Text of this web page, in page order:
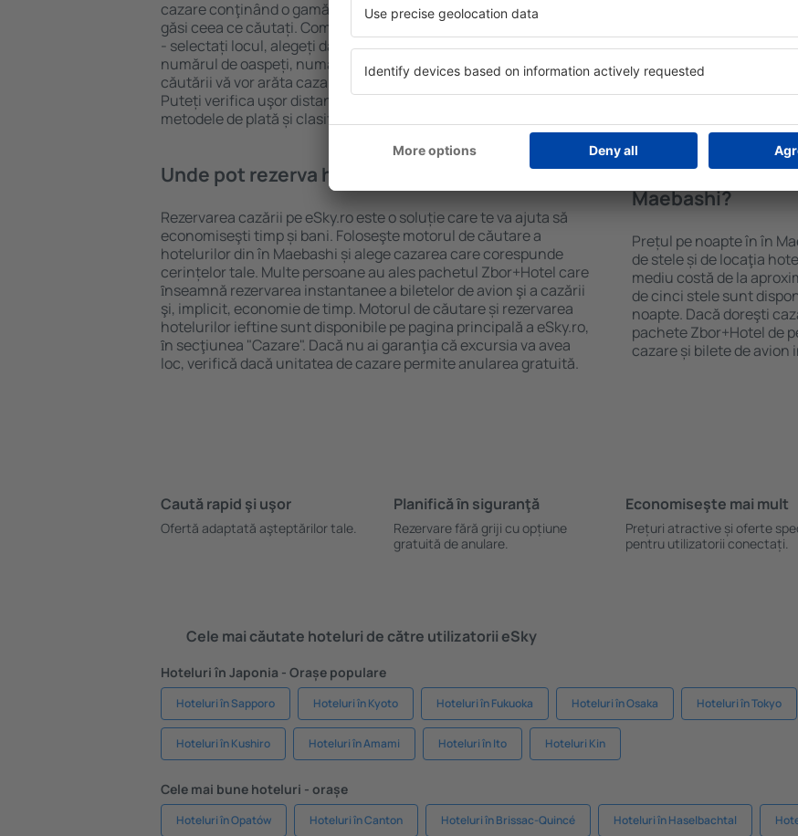
cazare conţinând o gamă largă de opţiuni este o garanție că veți
găsi ceea ce căutați. Completați câmpurile motorului de căutare
- selectați locul, alegeți data de check-in și check-out, adăugați
numărul de oaspeți, numărul de camere şi gata! Rezultatele
căutării vă vor arăta cazarea disponibilă ȋn perioada selectată.
Puteți verifica uşor distanța de la hotel ȋn centrul orașului,
metodele de plată și clasificarea hotelului.
oaspeți. Cele mai
cu SPA, mini bar/seif în
masa, zonă de joacă
informative despre cele
zonă. Unele proprietăți
Uneori, acestea
în Maebashi.
Unde pot rezerva hoteluri ȋn în Maebashi?
Rezervarea cazării pe eSky.ro este o soluție care te va ajuta să
economiseşti timp și bani. Foloseşte motorul de căutare a
hotelurilor din în Maebashi și alege cazarea care corespunde
cerințelor tale. Multe persoane au ales pachetul Zbor+Hotel care
ȋnseamnă rezervarea instantanee a biletelor de avion şi a cazării
şi, implicit, economie de timp. Motorul de căutare și rezervarea
hotelurilor ieftine sunt disponibile pe pagina principală a eSky.ro,
ȋn secţiunea "Cazare". Dacă nu ai garanţia că excursia va avea
loc, verifică dacă unitatea de cazare permite anularea gratuită.
Cât costă o
Maebashi?
Prețul pe noapte în în
de stele și de locaţia
mediu costă de la
de cinci stele sunt
noapte. Dacă doreşti
pachete Zbor+Hotel de
cazare și bilete de
Caută rapid şi uşor
Ofertă adaptată aşteptărilor tale.
Planifică ȋn siguranţă
Rezervare fără griji cu opțiune
gratuită de anulare.
Economiseşte mai mult
Prețuri atractive și oferte
pentru utilizatorii conectați.
Cele mai căutate hoteluri de către utilizatorii eSky
Hoteluri în Japonia - Orașe populare
Hoteluri în Sapporo Hoteluri în Kyoto Hoteluri în Fukuoka Hoteluri în Osaka Hoteluri în Tokyo
Hoteluri în Kushiro Hoteluri în Amami Hoteluri în Ito Hoteluri Kin
Cele mai bune hoteluri - orașe
Hoteluri în Opatów Hoteluri în Canton Hoteluri în Brissac-Quincé Hoteluri în Haselbachtal